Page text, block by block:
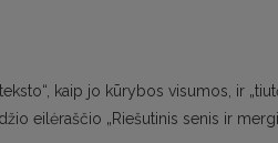
kaip jo kūrybos visumos, ir
eilėraščio „Riešutinis senis ir